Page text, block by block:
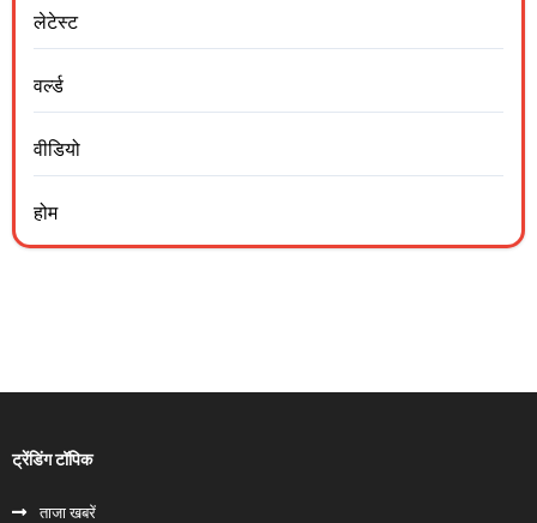
लेटेस्ट
वर्ल्ड
वीडियो
होम
ट्रेंडिंग टॉपिक
ताजा खबरें